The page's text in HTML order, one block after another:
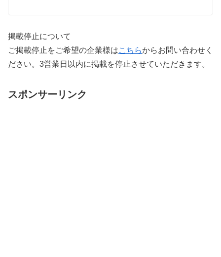
掲載停止について
ご掲載停止をご希望の企業様はこちらからお問い合わせく
ださい。3営業日以内に掲載を停止させていただきます。
スポンサーリンク